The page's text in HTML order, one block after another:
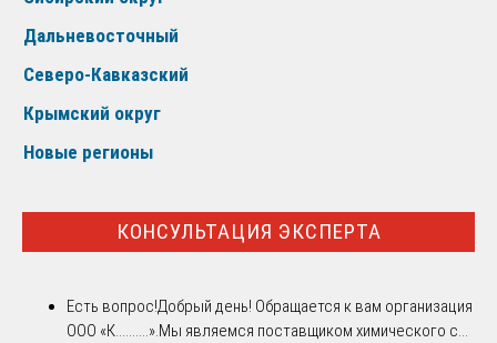
Дальневосточный
Северо-Кавказский
Крымский округ
Новые регионы
КОНСУЛЬТАЦИЯ ЭКСПЕРТА
Есть вопрос!Добрый день! Обращается к вам организация
ООО «К..........».Мы являемся поставщиком химического с...